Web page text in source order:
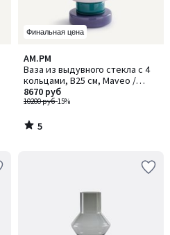
Финальная цена
AM.PM
Ваза из выдувного стекла с 4
кольцами, В25 см, Maveo /
Мавео
10200 руб-15%
8670 руб
5
/
5
5
/